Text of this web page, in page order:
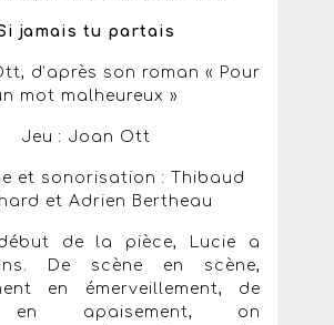
jamais tu partais
d’après son roman « Pour
mot malheureux »
Jeu : Joan Ott
et sonorisation : Thibaud
et Adrien Bertheau
de la pièce, Lucie a
De scène en scène,
en émerveillement, de
en apaisement, on